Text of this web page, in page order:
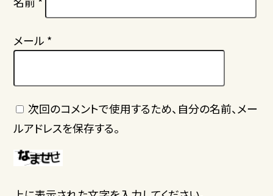
メール *
次回のコメントで使用するため、自分の名前、メー
ルアドレスを保存する。